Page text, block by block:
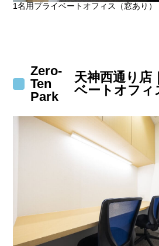
1名用プライベートオフィス（窓あり）
Zero-
Ten
Park
天神西通り店
ベートオフィ